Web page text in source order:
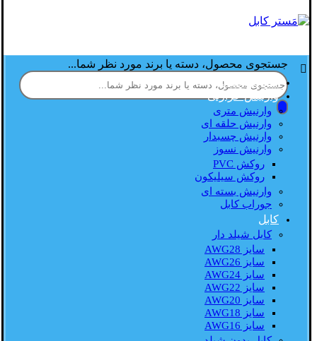
جستجوی محصول، دسته یا برند مورد نظر شما...
صفحه اصلی
وارنیش حرارتی
وارنیش متری
وارنیش حلقه ای
وارنیش چسبدار
وارنیش نسوز
روکش PVC
روکش سیلیکون
وارنیش بسته ای
جوراب کابل
کابل
کابل شیلد دار
سایز AWG28
سایز AWG26
سایز AWG24
سایز AWG22
سایز AWG20
سایز AWG18
سایز AWG16